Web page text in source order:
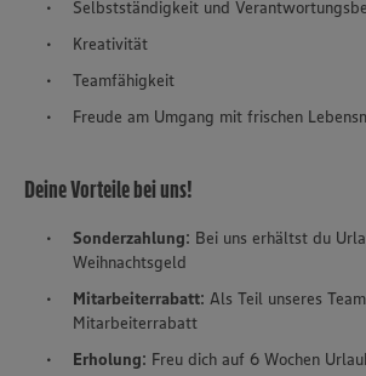
Selbstständigkeit und
Kreativität
Teamfähigkeit
Freude am Umgang mit frischen
Deine Vorteile bei uns!
Sonderzahlung: Bei uns erhältst du
Weihnachtsgeld
Mitarbeiterrabatt: Als Teil unseres
Mitarbeiterrabatt
Erholung: Freu dich auf 6 Wochen